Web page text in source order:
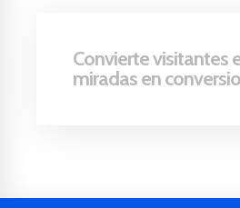
Convierte visitantes
miradas en